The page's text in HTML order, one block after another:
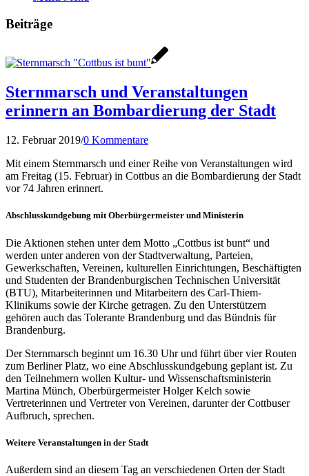
Beiträge
Sternmarsch und Veranstaltungen
erinnern an Bombardierung der Stadt
12. Februar 2019/0 Kommentare
Mit einem Sternmarsch und einer Reihe von Veranstaltungen wird
am Freitag (15. Februar) in Cottbus an die Bombardierung der Stadt
vor 74 Jahren erinnert.
Abschlusskundgebung mit Oberbürgermeister und Ministerin
Die Aktionen stehen unter dem Motto „Cottbus ist bunt“ und
werden unter anderen von der Stadtverwaltung, Parteien,
Gewerkschaften, Vereinen, kulturellen Einrichtungen, Beschäftigten
und Studenten der Brandenburgischen Technischen Universität
(BTU), Mitarbeiterinnen und Mitarbeitern des Carl-Thiem-
Klinikums sowie der Kirche getragen. Zu den Unterstützern
gehören auch das Tolerante Brandenburg und das Bündnis für
Brandenburg.
Der Sternmarsch beginnt um 16.30 Uhr und führt über vier Routen
zum Berliner Platz, wo eine Abschlusskundgebung geplant ist. Zu
den Teilnehmern wollen Kultur- und Wissenschaftsministerin
Martina Münch, Oberbürgermeister Holger Kelch sowie
Vertreterinnen und Vertreter von Vereinen, darunter der Cottbuser
Aufbruch, sprechen.
Weitere Veranstaltungen in der Stadt
Außerdem sind an diesem Tag an verschiedenen Orten der Stadt